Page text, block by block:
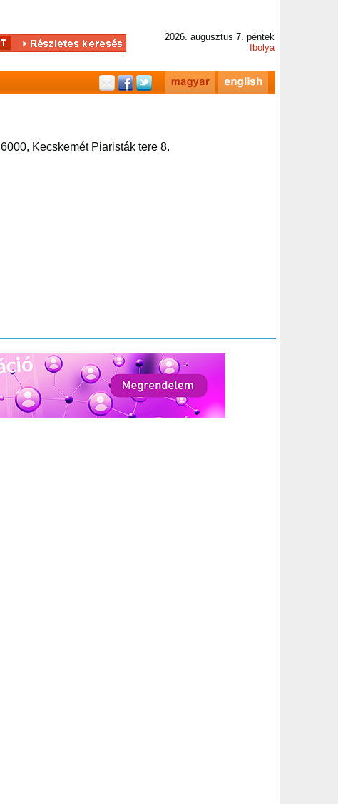
2026. augusztus 7. péntek
Ibolya
6000, Kecskemét Piaristák tere 8.